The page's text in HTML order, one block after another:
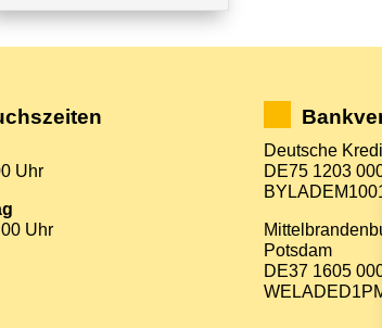
Uhr
Uhr
Deutsche
DE75 1203
Potsdam
DE37 1605